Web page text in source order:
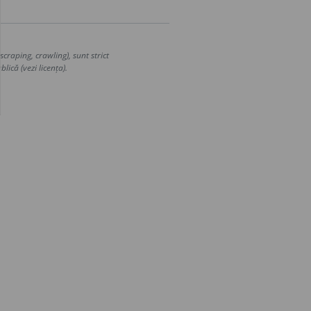
crawling), sunt strict
(vezi licența).